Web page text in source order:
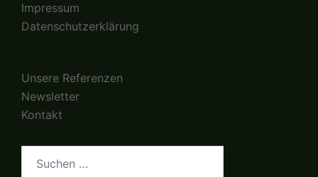
Impressum
Datenschutzerklärung
Unsere Referenzen
Newsletter
Kontakt